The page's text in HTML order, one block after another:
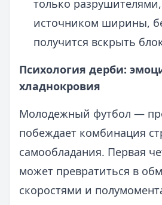
только
источником ширины,
получится вскрыть
Психология дерби:
хладнокровия
Молодежный футбол —
побеждает комбинация
самообладания. Первая
может превратиться в
скоростями и